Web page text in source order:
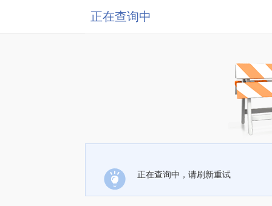
正在查询中
正在查询中，请刷新重试